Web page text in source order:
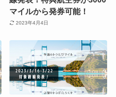
マイルから発券可能！
2023年4月4日